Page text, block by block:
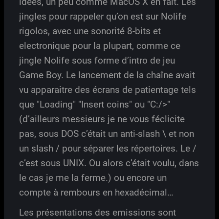
jingles pour rappeler qu’on est sur Nolife
rigolos, avec une sonorité 8-bits et
electronique pour la plupart, comme ce
jingle Nolife sous forme d’intro de jeu
Game Boy. Le lancement de la chaîne avait
vu apparaitre des écrans de patientage tels
que "Loading" "Insert coins" ou "C:/>"
(d’ailleurs messieurs je ne vous féclicite
pas, sous DOS c’était un anti-slash \ et non
un slash / pour séparer les répertoires. Le /
c’est sous UNIX. Ou alors c’était voulu, dans
le cas je me la ferme.) ou encore un
compte à rembours en hexadécimal…
Les présentations des emissions sont